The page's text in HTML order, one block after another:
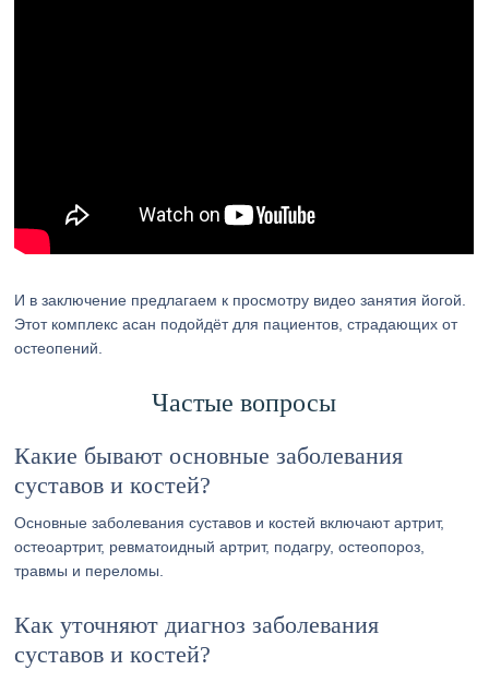
И в заключение предлагаем к просмотру видео занятия йогой.
Этот комплекс асан подойдёт для пациентов, страдающих от
остеопений.
Частые вопросы
Какие бывают основные заболевания
суставов и костей?
Основные заболевания суставов и костей включают артрит,
остеоартрит, ревматоидный артрит, подагру, остеопороз,
травмы и переломы.
Как уточняют диагноз заболевания
суставов и костей?